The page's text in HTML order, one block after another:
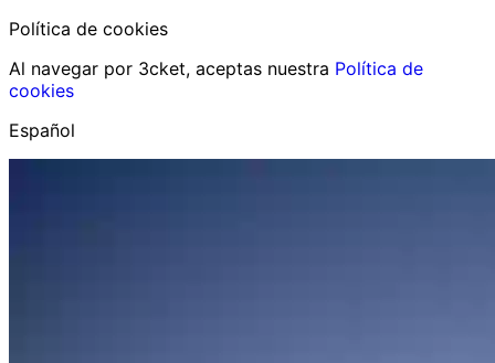
Política de cookies
Al navegar por 3cket, aceptas nuestra Política de
cookies
Español